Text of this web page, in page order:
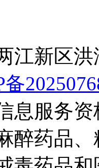
江新区洪
息服务
醉药品